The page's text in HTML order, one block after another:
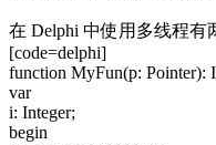
在 Delphi 中使用多线程有
[code=delphi]
function MyFun(p: Pointer):
var
i: Integer;
begin